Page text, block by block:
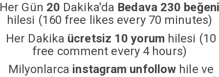
Her Gün 20 Dakika'da Bedava 230 beğeni
hilesi (160 free likes every 70 minutes)
Her Dakika ücretsiz 10 yorum hilesi (10
free comment every 4 hours)
Milyonlarca instagram unfollow hile ve